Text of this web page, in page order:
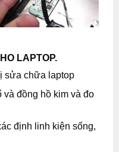
LAPTOP.
sửa chữa laptop
và đồng hồ kim và đo
định linh kiện sống,